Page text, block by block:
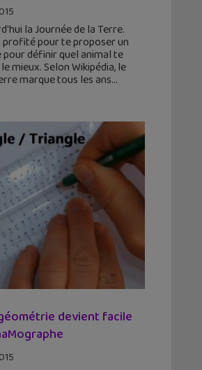
la Journée de la Terre.
profité pour te proposer un
pour définir quel animal te
mieux. Selon Wikipédia, le
marque tous les ans
devient facile